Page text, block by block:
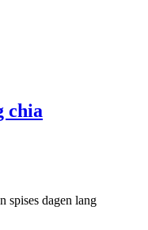
chia
spises dagen lang